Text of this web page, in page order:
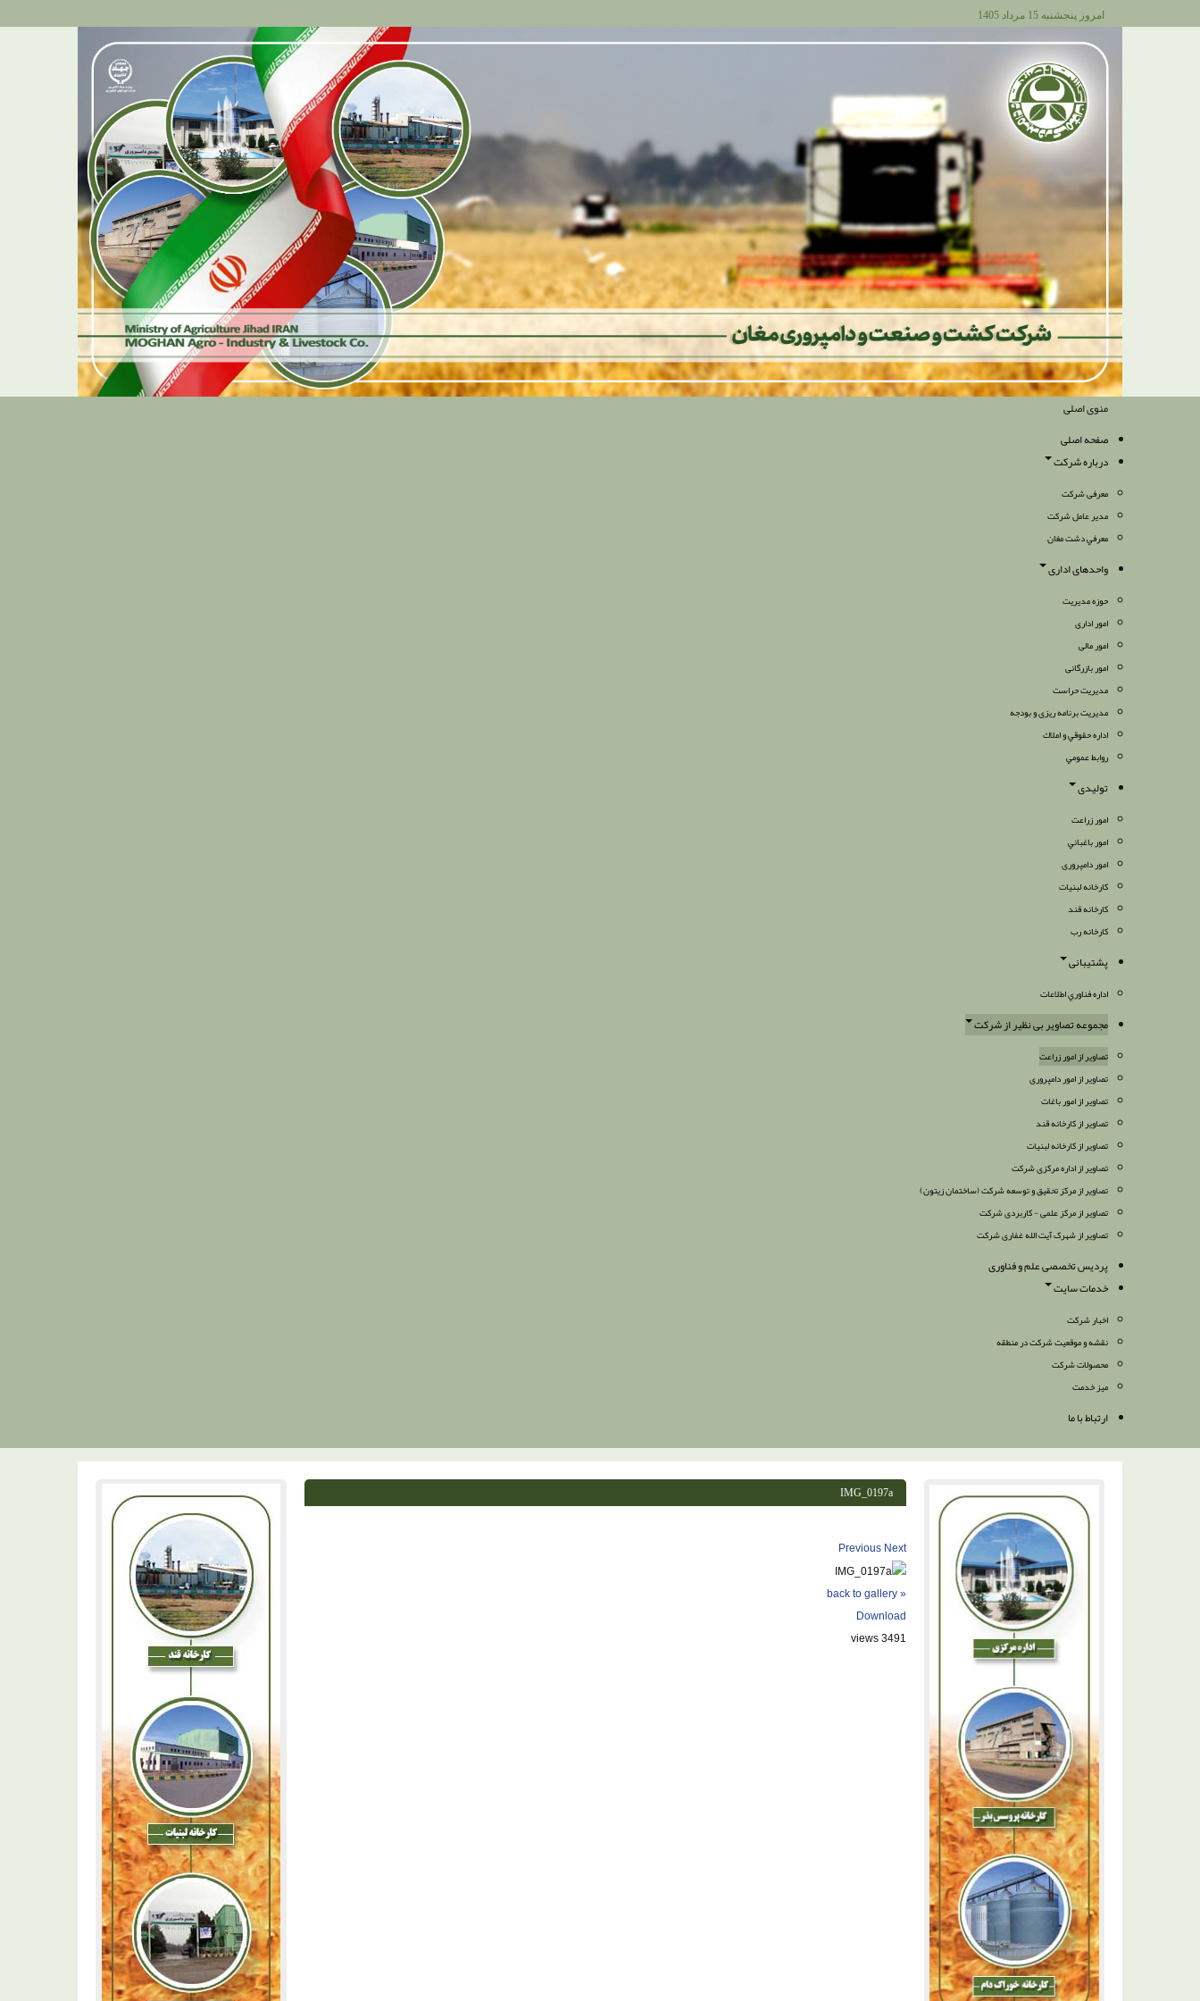
امروز پنجشنبه 15 مرداد 1405
منوی اصلی
صفحه اصلی
درباره شرکت
معرفی شرکت
مدیر عامل شرکت
معرفي دشت مغان
واحدهای اداری
حوزه مدیریت
امور اداری
امور مالی
امور بازرگانی
مدیریت حراست
مدیریت برنامه ریزی و بودجه
اداره حقوقي و املاك
روابط عمومي
تولیدی
امور زراعت
امور باغباني
امور دامپروری
كارخانه لبنيات
كارخانه قند
کارخانه رب
پشتیبانی
اداره فناوري اطلاعات
مجموعه تصاویر بی نظیر از شرکت
تصاویر از امور زراعت
تصاویر از امور دامپروری
تصاویر از امور باغات
تصاویر از کارخانه قند
تصاویر از کارخانه لبنیات
تصاویر از اداره مرکزی شرکت
تصاویر از مرکز تحقیق و توسعه شرکت (ساختمان زیتون)
تصاویر از مرکز علمی - کاربردی شرکت
تصاویر از شهرک آیت الله غفاری شرکت
پردیس تخصصی علم و فناوری
خدمات سایت
اخبار شرکت
نقشه و موقعیت شرکت در منطقه
محصولات شرکت
میز خدمت
ارتباط با ما
IMG_0197a
Previous Next
« back to gallery
Download
3491 views